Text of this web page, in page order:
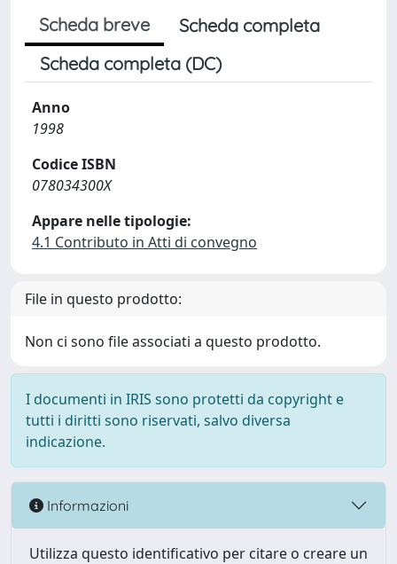
Scheda breve
Scheda completa
Scheda completa (DC)
Anno
1998
Codice ISBN
078034300X
Appare nelle tipologie:
4.1 Contributo in Atti di convegno
File in questo prodotto:
Non ci sono file associati a questo prodotto.
I documenti in IRIS sono protetti da copyright e
tutti i diritti sono riservati, salvo diversa
indicazione.
Informazioni
Utilizza questo identificativo per citare o creare un